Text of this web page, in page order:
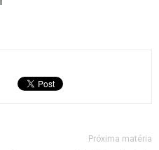
Próxima matéria